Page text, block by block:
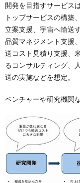
開発を目指すサービス
トップサービスの構築
立案支援、宇宙へ輸送
品質マネジメント支援
送コスト見積り支援、
るコンサルティング、
送の実施などを想定。
ベンチャーや研究機関